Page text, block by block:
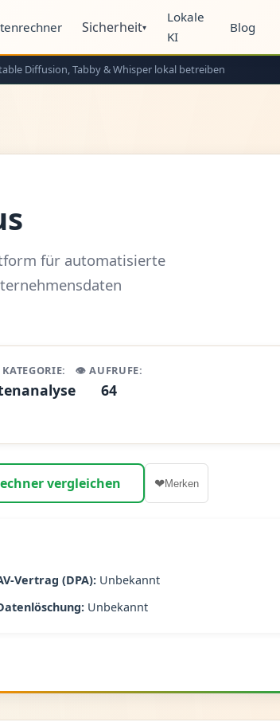
Sicherheit▾
Lokale
KI
Blog
Diffusion, Tabby & Whisper lokal betreiben
für automatisierte
👁️ AUFRUFE:
64
vergleichen ❤Merken
Vertrag (DPA): Unbekannt
Unbekannt